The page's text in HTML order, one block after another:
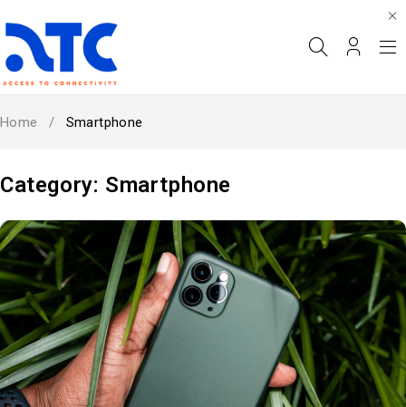
Category: Smartphone
Home / Smartphone